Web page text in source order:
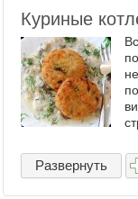
Куриные
Развернуть